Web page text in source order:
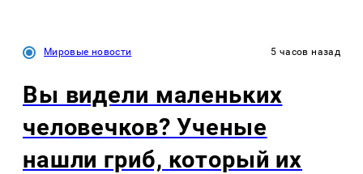
Мировые новости 5 часов назад
Вы видели маленьких
человечков? Ученые
нашли гриб, который их